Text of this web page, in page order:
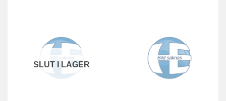
SLUT I LAGER